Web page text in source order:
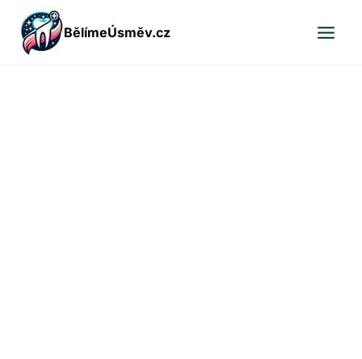
Přeskočit
obsah
BělímeÚsměv.cz